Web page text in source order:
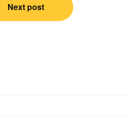
Next post